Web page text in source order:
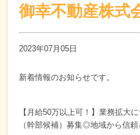
御幸不動産株式
2023年07月05日
新着情報のお知らせです。
【月給50万以上可！】業務拡大
（幹部候補）募集◎地域から信